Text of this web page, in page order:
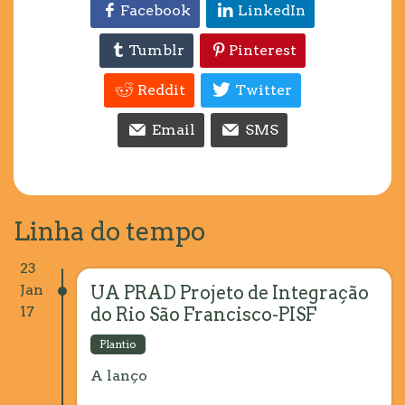
Facebook LinkedIn
Tumblr Pinterest
Reddit Twitter
Email SMS
Linha do tempo
23
Jan
17
UA PRAD Projeto de Integração
do Rio São Francisco-PISF
Plantio
A lanço